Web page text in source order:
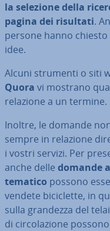
la selezione della
pagina dei risultati.
persone hanno
idee.
Alcuni strumenti o siti
Quora vi mostrano
relazione a un termine.
Inoltre, le domande
sempre in relazione
i vostri servizi. Per
anche delle domande
tematico possono
vendete bi­ci­clet­te, in
sulla grandezza del
di cir­co­la­zio­ne